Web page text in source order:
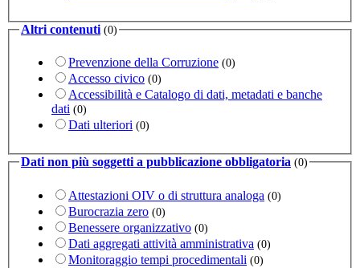
Altri contenuti (0)
Prevenzione della Corruzione (0)
Accesso civico (0)
Accessibilità e Catalogo di dati, metadati e banche
dati (0)
Dati ulteriori (0)
Dati non più soggetti a pubblicazione obbligatoria (0)
Attestazioni OIV o di struttura analoga (0)
Burocrazia zero (0)
Benessere organizzativo (0)
Dati aggregati attività amministrativa (0)
Monitoraggio tempi procedimentali (0)